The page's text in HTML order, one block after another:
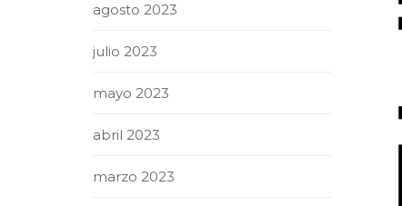
agosto 2023
julio 2023
mayo 2023
abril 2023
marzo 2023